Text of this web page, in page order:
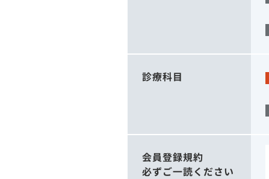
診療科目
会員登録規約
必ずご一読ください